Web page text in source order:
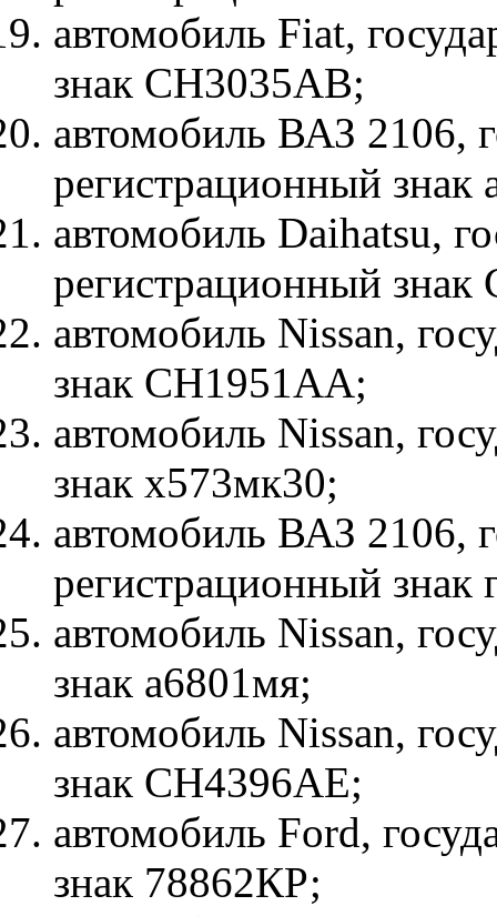
автомобиль Fiat,
знак СН3035АВ;
автомобиль ВАЗ 2106,
регистрационный знак
автомобиль Daihatsu,
регистрационный
автомобиль Nissan,
знак СН1951АА;
автомобиль Nissan,
знак х573мк30;
автомобиль ВАЗ 2106,
регистрационный знак
автомобиль Nissan,
знак а6801мя;
автомобиль Nissan,
знак СН4396АЕ;
автомобиль Ford,
знак 78862КР;